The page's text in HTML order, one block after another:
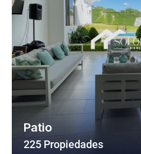
Patio
225 Propiedades